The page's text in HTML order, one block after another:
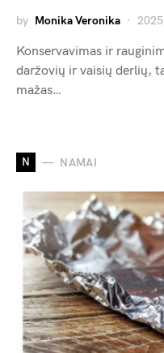
by Monika Veronika
Konservavimas ir
daržovių ir vaisių derlių,
mažas…
N NAMAI